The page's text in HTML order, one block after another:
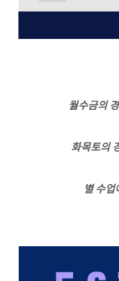
월수금의
화목토의
별 수